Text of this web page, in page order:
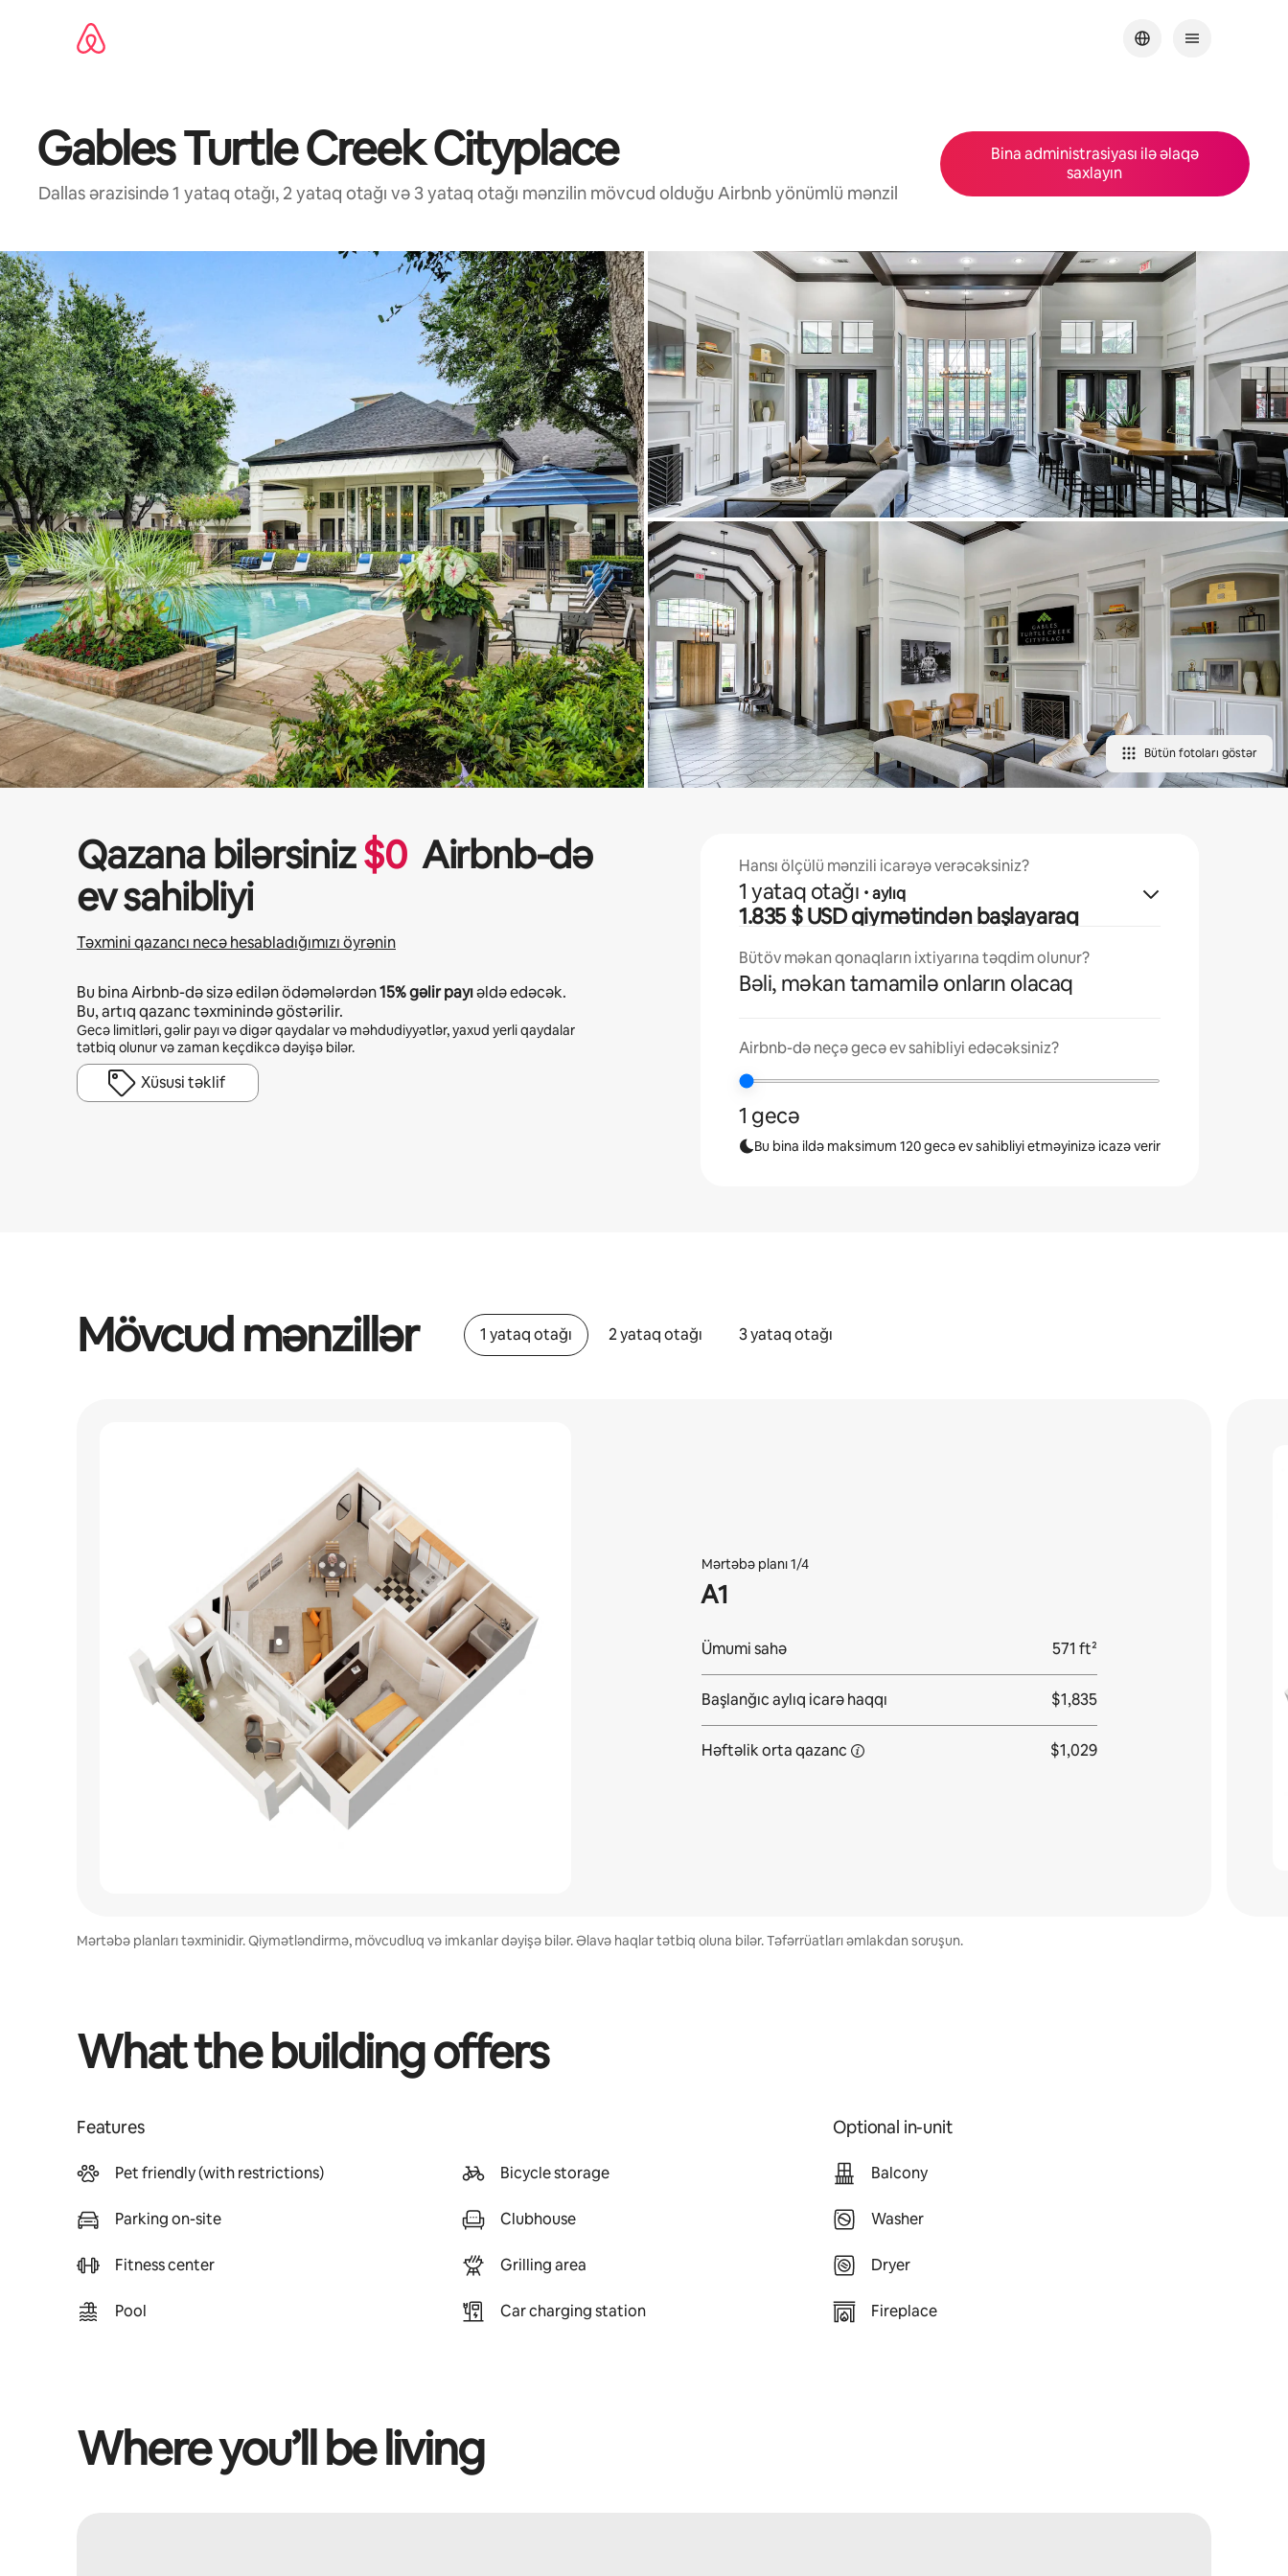
Gables Turtle Creek Cityplace
Dallas ərazisində 1 yataq otağı, 2 yataq otağı və 3 yataq otağı mənzilin mövcud olduğu Airbnb yönümlü mənzil
Bina administrasiyası ilə əlaqə
saxlayın
Bütün fotoları göstər
Qazana bilərsiniz$0 Airbnb-də
ev sahibliyi
Təxmini qazancı necə hesabladığımızı öyrənin
Bu bina Airbnb-də sizə edilən ödəmələrdən15%gəlir payıəldə edəcək.
Bu, artıq qazanc təxminində göstərilir.
Gecə limitləri, gəlir payı və digər qaydalar və məhdudiyyətlər, yaxud yerli qaydalar
tətbiq olunur və zaman keçdikcə dəyişə bilər.
Xüsusi təklif
Hansı ölçülü mənzili icarəyə verəcəksiniz?
1 yataq otağı ·aylıq
1.835 $ USD qiymətindən başlayaraq
Bütöv məkan qonaqların ixtiyarına təqdim olunur?
Bəli, məkan tamamilə onların olacaq
Airbnb-də neçə gecə ev sahibliyi edəcəksiniz?
1 gecə
Bu bina ildə maksimum 120 gecə ev sahibliyi etməyinizə icazə verir
Mövcud mənzillər 1 yataq otağı 2 yataq otağı 3 yataq otağı
Mərtəbə planı 1/4
A1
Ümumi sahə 571 ft²
Başlanğıc aylıq icarə haqqı $1,835
Həftəlik ortaqazanc $1,029
Mərtəbə planları təxminidir. Qiymətləndirmə, mövcudluq və imkanlar dəyişə bilər. Əlavə haqlar tətbiq oluna bilər. Təfərrüatları əmlakdan soruşun.
What the building offers
Features
Pet friendly (with restrictions)
Parking on-site
Fitness center
Pool
Bicycle storage
Clubhouse
Grilling area
Car charging station
Optional in-unit
Balcony
Washer
Dryer
Fireplace
Where you’ll be living